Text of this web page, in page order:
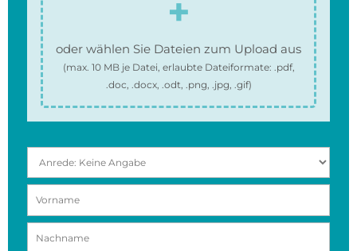
oder wählen Sie Dateien zum Upload aus
(max. 10 MBje Datei, erlaubte Dateiformate: .pdf,
.doc, .docx, .odt, .png, .jpg, .gif)